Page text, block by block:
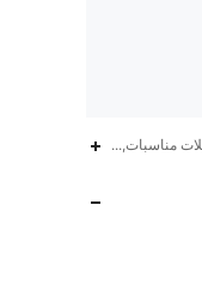
إيثيلين,3 سنوات فما فوق